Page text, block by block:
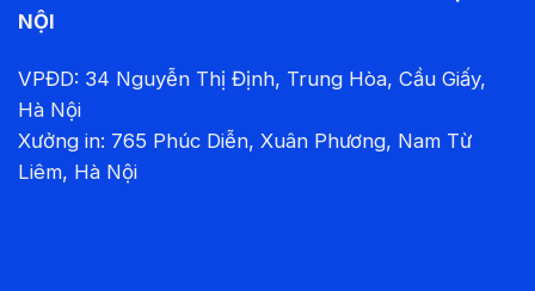
NỘI
VPĐD: 34 Nguyễn Thị Định, Trung Hòa, Cầu Giấy,
Hà Nội
Xưởng in: 765 Phúc Diễn, Xuân Phương, Nam Từ
Liêm, Hà Nội